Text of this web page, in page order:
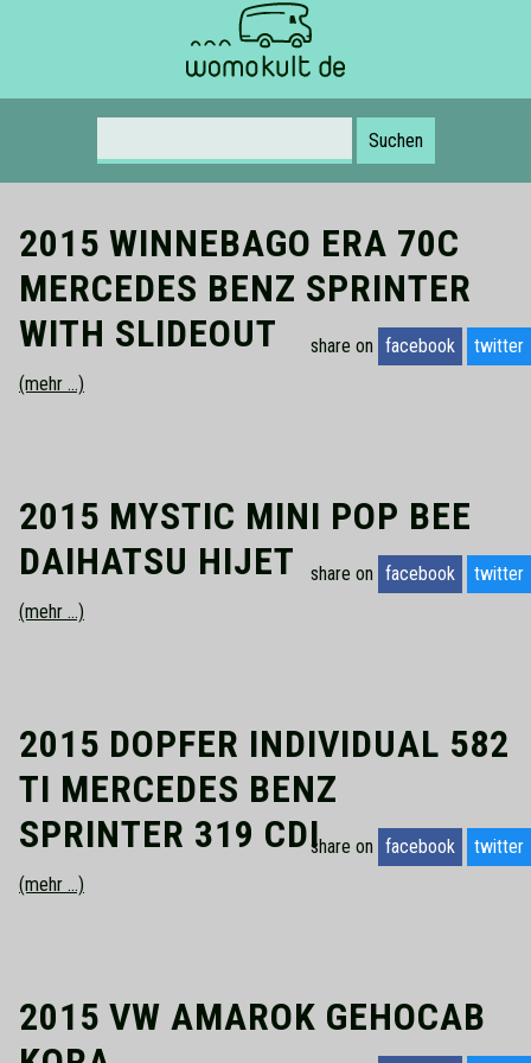
2015 WINNEBAGO ERA 70C
MERCEDES BENZ SPRINTER
WITH SLIDEOUT
(mehr …)
share on facebook twitter
2015 MYSTIC MINI POP BEE
DAIHATSU HIJET
(mehr …)
share on facebook twitter
2015 DOPFER INDIVIDUAL 582
TI MERCEDES BENZ
SPRINTER 319 CDI
(mehr …)
share on facebook twitter
2015 VW AMAROK GEHOCAB